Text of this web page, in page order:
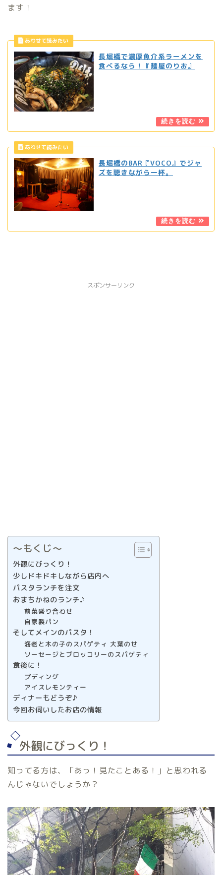
ます！
長堀橋で濃厚魚介系ラーメンを
食べるなら！『麺屋のりお』
長堀橋のBAR『VOCO』でジャ
ズを聴きながら一杯。
スポンサーリンク
〜もくじ〜
外観にびっくり！
少しドキドキしながら店内へ
パスタランチを注文
おまちかねのランチ♪
前菜盛り合わせ
自家製パン
そしてメインのパスタ！
海老と木の子のスパゲティ 大葉のせ
ソーセージとブロッコリーのスパゲティ
食後に！
プディング
アイスレモンティー
ディナーもどうぞ♪
今回お伺いしたお店の情報
外観にびっくり！
知ってる方は、「あっ！見たことある！」と思われる
んじゃないでしょうか？